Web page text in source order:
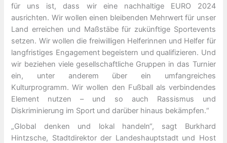
für uns ist, dass wir eine nachhaltige EURO 2024
ausrichten. Wir wollen einen bleibenden Mehrwert für unser
Land erreichen und Maßstäbe für zukünftige Sportevents
setzen. Wir wollen die freiwilligen Helferinnen und Helfer für
langfristiges Engagement begeistern und qualifizieren. Und
wir beziehen viele gesellschaftliche Gruppen in das Turnier
ein, unter anderem über ein umfangreiches
Kulturprogramm. Wir wollen den Fußball als verbindendes
Element nutzen – und so auch Rassismus und
Diskriminierung im Sport und darüber hinaus bekämpfen.“
„Global denken und lokal handeln“, sagt Burkhard
Hintzsche, Stadtdirektor der Landeshauptstadt und Host